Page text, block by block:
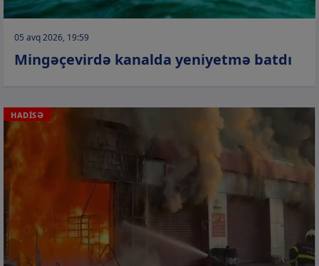
05 avq 2026, 19:59
Mingəçevirdə kanalda yeniyetmə batdı
HADİSƏ